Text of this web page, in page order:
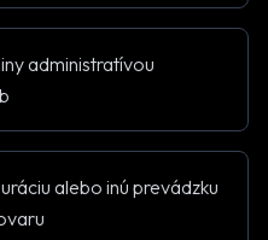
administratívou
alebo inú prevádzku